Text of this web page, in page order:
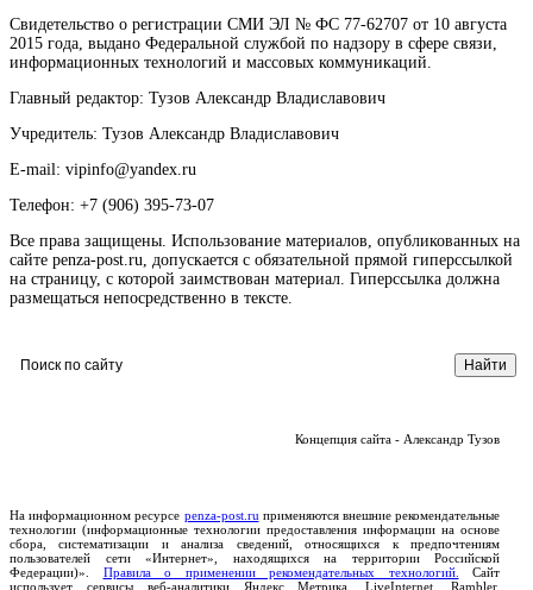
Свидетельство о регистрации СМИ ЭЛ № ФС 77-62707 от 10 августа
2015 года, выдано Федеральной службой по надзору в сфере связи,
информационных технологий и массовых коммуникаций.
Главный редактор: Тузов Александр Владиславович
Учредитель: Тузов Александр Владиславович
E-mail: vipinfo@yandex.ru
Телефон: +7 (906) 395-73-07
Все права защищены. Использование материалов, опубликованных на
сайте penza-post.ru, допускается с обязательной прямой гиперссылкой
на страницу, с которой заимствован материал. Гиперссылка должна
размещаться непосредственно в тексте.
Концепция сайта - Александр Тузов
На информационном ресурсе penza-post.ru применяются внешние рекомендательные
технологии (информационные технологии предоставления информации на основе
сбора, систематизации и анализа сведений, относящихся к предпочтениям
пользователей сети «Интернет», находящихся на территории Российской
Федерации)». Правила о применении рекомендательных технологий.
Сайт
использует сервисы веб-аналитики Яндекс Метрика, LiveInternet, Rambler.